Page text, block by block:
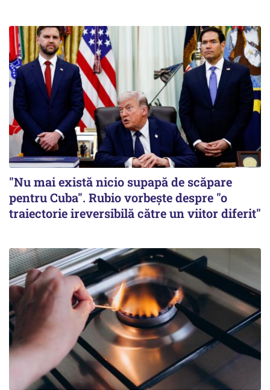
"Nu mai există nicio supapă de scăpare
pentru Cuba". Rubio vorbește despre "o
traiectorie ireversibilă către un viitor diferit"